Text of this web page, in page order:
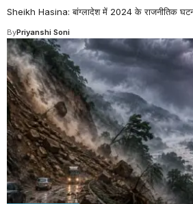
Sheikh Hasina: बांग्लादेश में 2024 के राजनीतिक
ByPriyanshi Soni